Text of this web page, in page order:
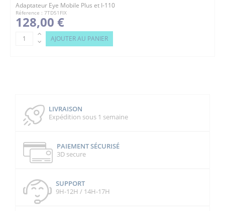
Adaptateur Eye Mobile Plus et I-110
Réference : 7TD51FIX
128,00 €
AJOUTER AU PANIER
LIVRAISON
Expédition sous 1 semaine
PAIEMENT SÉCURISÉ
3D secure
SUPPORT
9H-12H / 14H-17H